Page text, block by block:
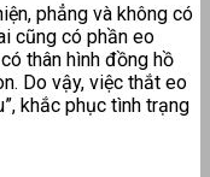
phẳng và không có
cũng có phần eo
thân hình đồng hồ
Do vậy, việc thắt eo
khắc phục tình trạng